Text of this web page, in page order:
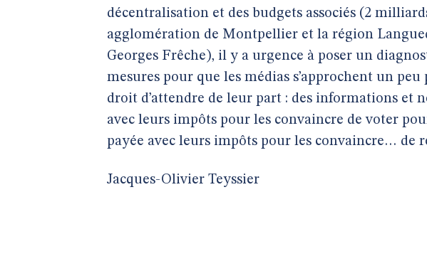
décentralisation et des budgets associés (2
agglomération de Montpellier et la région
Georges Frêche), il y a urgence à poser un
mesures pour que les médias s’approchent un
droit d’attendre de leur part : des informations et
avec leurs impôts pour les convaincre de voter
payée avec leurs impôts pour les convaincre… de
Jacques-Olivier Teyssier